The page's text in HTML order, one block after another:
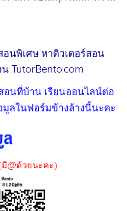
อนพิเศษ หาติวเตอร์สอน
TutorBento.com
อนที่บ้าน เรียนออนไลน์ต่อ
ลในฟอร์มข้างล้างนี้นะคะ
มี@ด้วยนะคะ)